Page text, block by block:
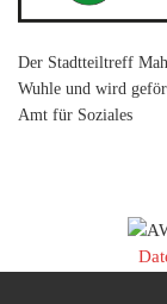
Der Stadtteiltreff
Wuhle und wird
Amt für Soziales